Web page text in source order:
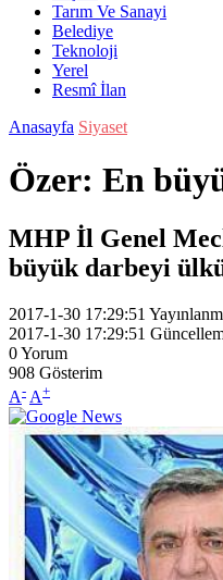
Tarım Ve Sanayi
Belediye
Teknoloji
Yerel
Resmî İlan
Anasayfa Siyaset
Özer: En
MHP İl Genel
büyük darbeyi
2017-1-30 17:29:51
2017-1-30 17:29:51
0Yorum
908 Gösterim
A- A+